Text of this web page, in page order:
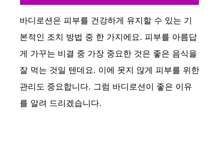
바디로션은 피부를 건강하게 유지할 수 있는 기
본적인 조치 방법 중 한 가지에요. 피부를 아름답
게 가꾸는 비결 중 가장 중요한 것은 좋은 음식을
잘 먹는 것일 텐데요. 이에 못지 않게 피부를 위한
관리도 중요합니다. 그럼 바디로션이 좋은 이유
를 알려 드리겠습니다.